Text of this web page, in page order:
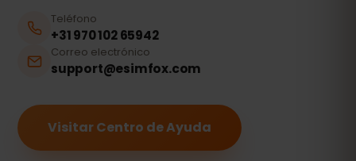
Teléfono
+31 970 102 65942
Correo electrónico
support@esimfox.com
Visitar Centro de Ayuda